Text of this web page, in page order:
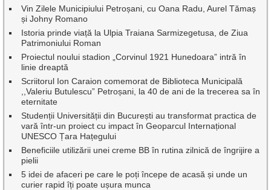
Vin Zilele Municipiului Petroșani, cu Oana Radu, Aurel Tămaș
și Johny Romano
Istoria prinde viață la Ulpia Traiana Sarmizegetusa, de Ziua
Patrimoniului Roman
Proiectul noului stadion „Corvinul 1921 Hunedoara” intră în
linie dreaptă
Scriitorul Ion Caraion comemorat de Biblioteca Municipală
,,Valeriu Butulescu” Petroșani, la 40 de ani de la trecerea sa în
eternitate
Studenții Universității din București au transformat practica de
vară într-un proiect cu impact în Geoparcul Internațional
UNESCO Țara Hațegului
Beneficiile utilizării unei creme BB în rutina zilnică de îngrijire a
pielii
5 idei de afaceri pe care le poți începe de acasă și unde un
curier rapid îți poate ușura munca